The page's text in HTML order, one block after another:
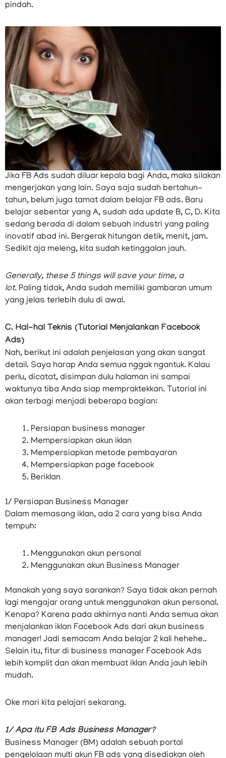
pindah.
Jika FB Ads sudah diluar kepala bagi Anda, maka silakan
mengerjakan yang lain. Saya saja sudah bertahun-
tahun, belum juga tamat dalam belajar FB ads. Baru
belajar sebentar yang A, sudah ada update B, C, D. Kita
sedang berada di dalam sebuah industri yang paling
inovatif abad ini. Bergerak hitungan detik, menit, jam.
Sedikit aja meleng, kita sudah ketinggalan jauh.
Generally, these 5 things will save your time, a
lot. Paling tidak, Anda sudah memiliki gambaran umum
yang jelas terlebih dulu di awal.
C. Hal-hal Teknis (Tutorial Menjalankan Facebook
Ads)
Nah, berikut ini adalah penjelasan yang akan sangat
detail. Saya harap Anda semua nggak ngantuk. Kalau
perlu, dicatat, disimpan dulu halaman ini sampai
waktunya tiba Anda siap mempraktekkan. Tutorial ini
akan terbagi menjadi beberapa bagian:
Persiapan business manager
Mempersiapkan akun iklan
Mempersiapkan metode pembayaran
Mempersiapkan page facebook
Beriklan
1/ Persiapan Business Manager
Dalam memasang iklan, ada 2 cara yang bisa Anda
tempuh:
Menggunakan akun personal
Menggunakan akun Business Manager
Manakah yang saya sarankan? Saya tidak akan pernah
lagi mengajar orang untuk menggunakan akun personal.
Kenapa? Karena pada akhirnya nanti Anda semua akan
menjalankan iklan Facebook Ads dari akun business
manager! Jadi semacam Anda belajar 2 kali hehehe..
Selain itu, fitur di business manager Facebook Ads
lebih komplit dan akan membuat iklan Anda jauh lebih
mudah.
Oke mari kita pelajari sekarang.
1/ Apa itu FB Ads Business Manager?
Business Manager (BM) adalah sebuah portal
pengelolaan multi akun FB ads yang disediakan oleh